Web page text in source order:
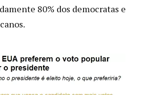
80% dos democratas e